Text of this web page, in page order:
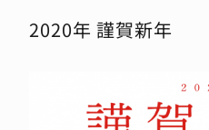
2020年 謹賀新年